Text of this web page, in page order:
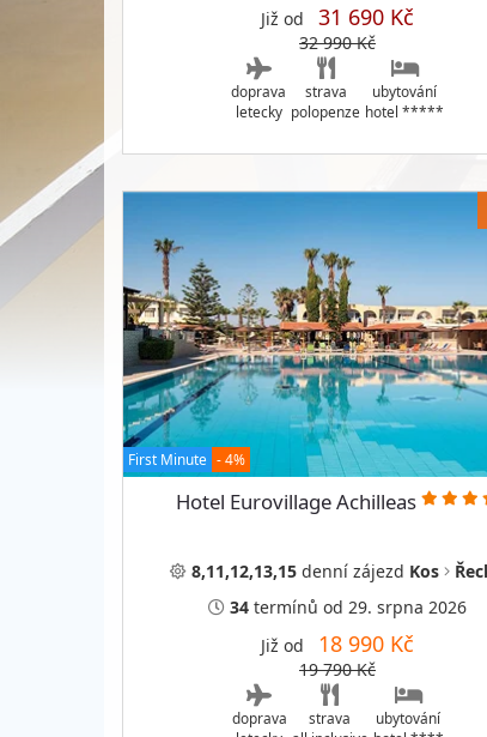
Již od 31 690 Kč
32 990 Kč
doprava
letecky
strava
polopenze
ubytování
hotel *****
First Minute - 4%
Hotel Eurovillage Achilleas
8,11,12,13,15 denní zájezd Kos
34 termínů od 29. srpna 2026
Již od 18 990 Kč
19 790 Kč
doprava
strava
ubytování